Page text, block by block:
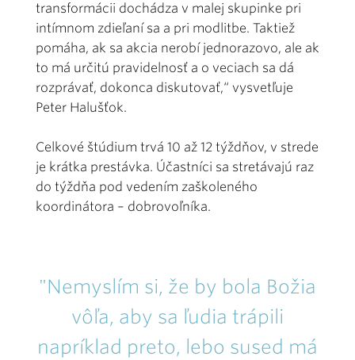
transformácii dochádza v malej skupinke pri
intímnom zdieľaní sa a pri modlitbe. Taktiež
pomáha, ak sa akcia nerobí jednorazovo, ale ak
to má určitú pravidelnosť a o veciach sa dá
rozprávať, dokonca diskutovať,“ vysvetľuje
Peter Halušťok.
Celkové štúdium trvá 10 až 12 týždňov, v strede
je krátka prestávka. Účastníci sa stretávajú raz
do týždňa pod vedením zaškoleného
koordinátora – dobrovoľníka.
"Nemyslím si, že by bola Božia
vôľa, aby sa ľudia trápili
napríklad preto, lebo sused má